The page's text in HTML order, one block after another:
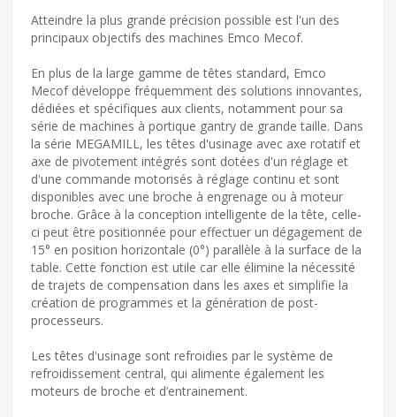
Atteindre la plus grande précision possible est l'un des
principaux objectifs des machines Emco Mecof.
En plus de la large gamme de têtes standard, Emco
Mecof développe fréquemment des solutions innovantes,
dédiées et spécifiques aux clients, notamment pour sa
série de machines à portique gantry de grande taille. Dans
la série MEGAMILL, les têtes d'usinage avec axe rotatif et
axe de pivotement intégrés sont dotées d'un réglage et
d'une commande motorisés à réglage continu et sont
disponibles avec une broche à engrenage ou à moteur
broche. Grâce à la conception intelligente de la tête, celle-
ci peut être positionnée pour effectuer un dégagement de
15° en position horizontale (0°) parallèle à la surface de la
table. Cette fonction est utile car elle élimine la nécessité
de trajets de compensation dans les axes et simplifie la
création de programmes et la génération de post-
processeurs.
Les têtes d'usinage sont refroidies par le système de
refroidissement central, qui alimente également les
moteurs de broche et d’entrainement.